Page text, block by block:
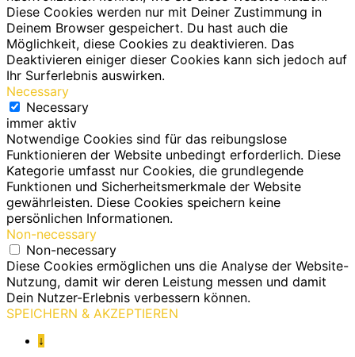
Diese Cookies werden nur mit Deiner Zustimmung in
Deinem Browser gespeichert. Du hast auch die
Möglichkeit, diese Cookies zu deaktivieren. Das
Deaktivieren einiger dieser Cookies kann sich jedoch auf
Ihr Surferlebnis auswirken.
Necessary
Necessary
immer aktiv
Notwendige Cookies sind für das reibungslose
Funktionieren der Website unbedingt erforderlich. Diese
Kategorie umfasst nur Cookies, die grundlegende
Funktionen und Sicherheitsmerkmale der Website
gewährleisten. Diese Cookies speichern keine
persönlichen Informationen.
Non-necessary
Non-necessary
Diese Cookies ermöglichen uns die Analyse der Website-
Nutzung, damit wir deren Leistung messen und damit
Dein Nutzer-Erlebnis verbessern können.
SPEICHERN & AKZEPTIEREN
↓